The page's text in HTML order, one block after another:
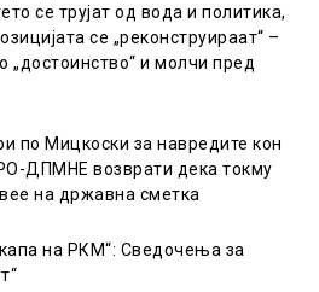
се трујат од вода и политика,
се „реконструираат“ –
„достоинство“ и молчи пред
по Мицкоски за навредите кон
ДПМНЕ возврати дека токму
на државна сметка
на РКМ“: Сведочења за